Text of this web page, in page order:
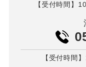
【受付時間】
【受付時間